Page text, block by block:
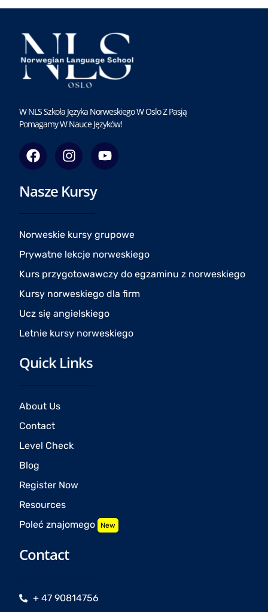
W NLS Szkoła Języka Norweskiego W Oslo Z Pasją
Pomagamy W Nauce Języków!
F
a
c
e
o
o
I
n
s
t
g
r
a
m
Y
o
u
e
Nasze Kursy
Norweskie kursy grupowe
Prywatne lekcje norweskiego
Kurs przygotowawczy do egzaminu z norweskiego
Kursy norweskiego dla firm
Ucz się angielskiego
Letnie kursy norweskiego
Quick Links
About Us
Contact
Level Check
Blog
Register Now
Resources
Poleć znajomego New
Contact
+ 47 90814756